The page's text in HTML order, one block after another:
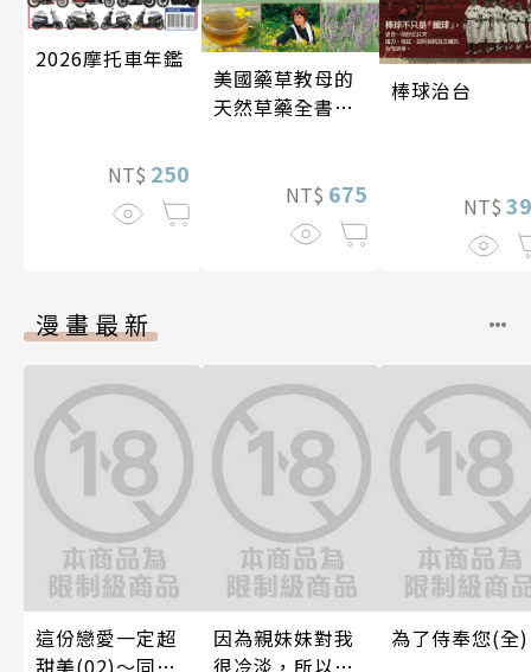
2026摩托車年鑑
NT$ 250
美國藥草教母的
天然草藥全書
NT$ 675
棒球治台
NT$
漫畫最新
這份戀愛一定超
因為親妹妹對我
為了侍奉您(全)